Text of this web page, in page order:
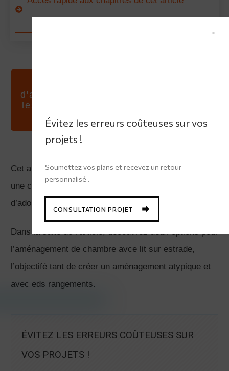
d'aménagement par un expert !Evitez
les erreurs coûteuses, optimisez vos
espaces et gagnez en sérénité.
Cet article présente un projet réalisé récemment pour
une cliente, un lit sur estrade dans uen chambre
d’adolescente de 12m2
Dans la suite de l’article, découvrez deux options pour
l’aménagement de chambre avce lit sur estrade,
l’objectifé tant de créer un aménagement atypique et
avec eds rangements.
ÉVITEZ LES ERREURS COÛTEUSES SUR
VOS PROJETS !
Je vous retourne une analyse vidéo + PDF avec :
Évitez les erreurs coûteuses sur vos
projets !
Soumettez vos plans et recevez un retour
personnalisé .
CONSULTATION PROJET